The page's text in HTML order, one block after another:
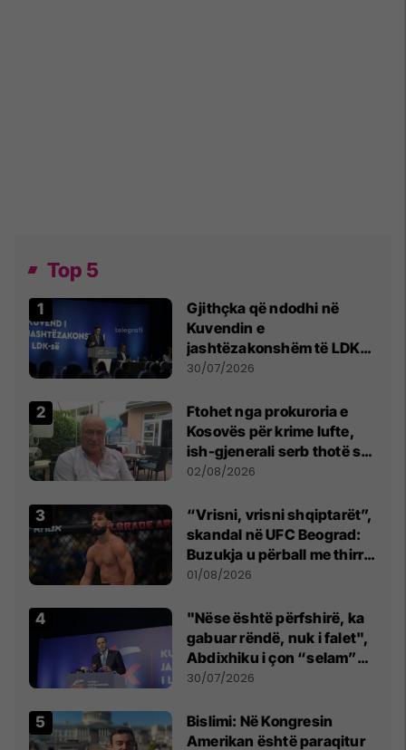
Top 5
Gjithçka që ndodhi në
Kuvendin e
jashtëzakonshëm të LDK-
së
30/07/2026
Ftohet nga prokuroria e
Kosovës për krime lufte,
ish-gjenerali serb thotë se
dikush e tradhtoi në
02/08/2026
“Vrisni, vrisni shqiptarët”,
skandal në UFC Beograd:
Buzukja u përball me thirrje
anti-shqiptare nga
01/08/2026
"Nëse është përfshirë, ka
gabuar rëndë, nuk i falet",
Abdixhiku i çon “selam”
Përparim Ramës
30/07/2026
Bislimi: Në Kongresin
Amerikan është paraqitur